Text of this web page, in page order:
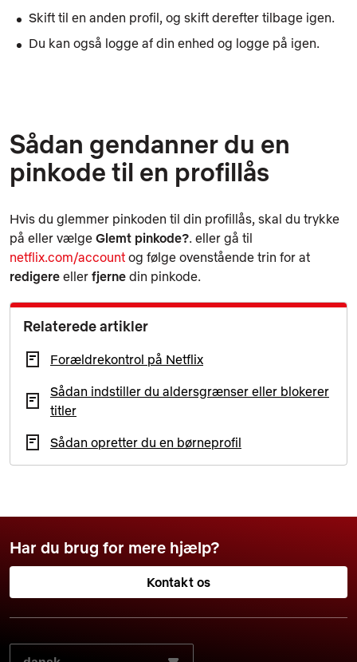
Skift til en anden profil, og skift derefter tilbage igen.
Du kan også logge af din enhed og logge på igen.
Sådan gendanner du en
pinkode til en profillås
Hvis du glemmer pinkoden til din profillås, skal du trykke
på eller vælge Glemt pinkode?. eller gå til
netflix.com/account og følge ovenstående trin for at
redigere eller fjerne din pinkode.
Relaterede artikler
Forældrekontrol på Netflix
Sådan indstiller du aldersgrænser eller blokerer
titler
Sådan opretter du en børneprofil
Har du brug for mere hjælp?
Kontakt os
VÆLG DIT FORETRUKNE SPROG: